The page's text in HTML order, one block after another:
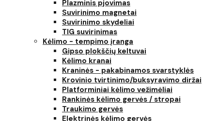
Plazminis pjovimas
Suvirinimo magnetai
Suvirinimo skydeliai
TIG suvirinimas
Kėlimo - tempimo įranga
Gipso plokščių keltuvai
Kėlimo kranai
Kraninės - pakabinamos svarstyklės
Krovinio tvirtinimo/buksyravimo diržai
Platforminiai kėlimo vežimėliai
Rankinės kėlimo gervės / stropai
Traukimo gervės
Elektrinės kėlimo gervės